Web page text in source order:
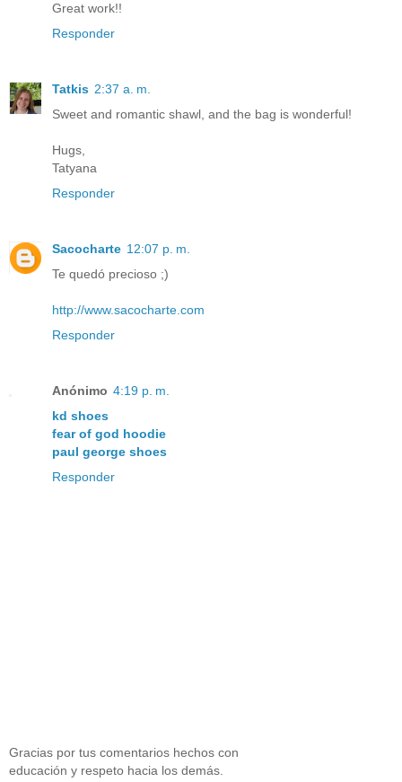
Great work!!
Responder
Tatkis 2:37 a. m.
Sweet and romantic shawl, and the bag is wonderful!
Hugs,
Tatyana
Responder
Sacocharte 12:07 p. m.
Te quedó precioso ;)
http://www.sacocharte.com
Responder
Anónimo 4:19 p. m.
kd shoes
fear of god hoodie
paul george shoes
Responder
Gracias por tus comentarios hechos con
educación y respeto hacia los demás.